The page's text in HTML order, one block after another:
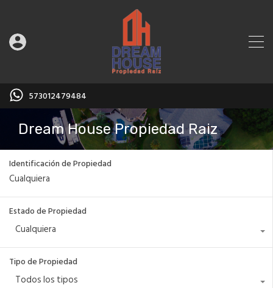
573012479484
Dream House Propiedad Raiz
Identificación de Propiedad
Estado de Propiedad
Cualquiera
Tipo de Propiedad
Todos los tipos